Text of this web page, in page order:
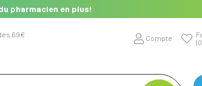
pharmacien en plus!
69€
Compte